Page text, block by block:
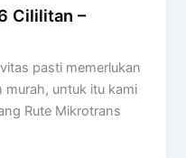
Cililitan –
pasti memerlukan
untuk itu kami
Rute Mikrotrans